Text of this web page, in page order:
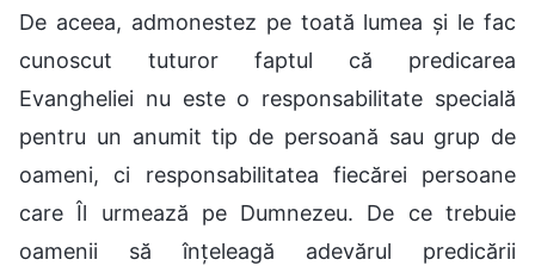
De aceea, admonestez pe toată lumea și le fac
cunoscut tuturor faptul că predicarea
Evangheliei nu este o responsabilitate specială
pentru un anumit tip de persoană sau grup de
oameni, ci responsabilitatea fiecărei persoane
care Îl urmează pe Dumnezeu. De ce trebuie
oamenii să înțeleagă adevărul predicării